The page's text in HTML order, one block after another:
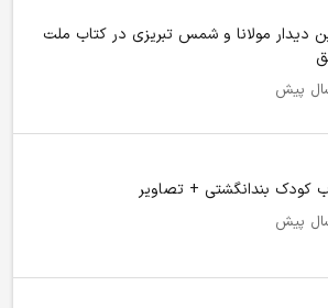
دیدار مولانا و شمس تبریزی در کتاب ملت
کودک بندانگشتی + تصاویر